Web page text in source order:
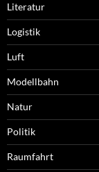
Literatur
Logistik
Luft
Modellbahn
Natur
Politik
Raumfahrt